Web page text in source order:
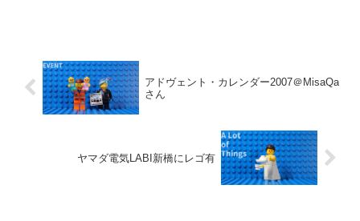
アドヴェント・カレンダー2007＠MisaQa
さん
ヤマダ電気LABI新橋にレゴ有